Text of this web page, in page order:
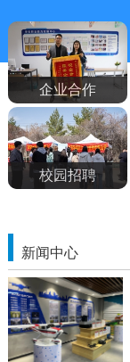
企业合作
校园招聘
新闻中心